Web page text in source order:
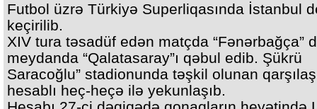
Futbol üzrə Türkiyə Superliqasında İstanbul
keçirilib.
XIV tura təsadüf edən matçda “Fənərbağça”
meydanda “Qalatasaray”ı qəbul edib. Şükrü
Saracoğlu” stadionunda təşkil olunan
hesablı heç-heçə ilə yekunlaşıb.